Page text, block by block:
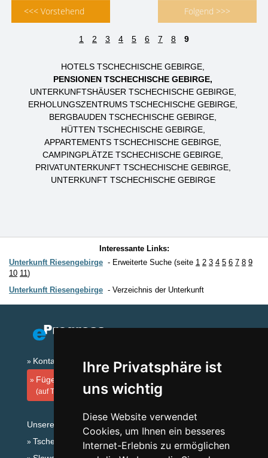
Ihre Privatsphäre ist
uns wichtig
Diese Website verwendet
Cookies, um Ihnen ein besseres
Internet-Erlebnis zu ermöglichen
<<< Vorstehend Folgend >>>
1 2 3 4 5 6 7 8 9
HOTELS TSCHECHISCHE GEBIRGE
PENSIONEN TSCHECHISCHE GEBIRGE
UNTERKUNFTSHÄUSER TSCHECHISCHE GEBIRGE
ERHOLUNGSZENTRUMS TSCHECHISCHE GEBIRGE
BERGBAUDEN TSCHECHISCHE GEBIRGE
HÜTTEN TSCHECHISCHE GEBIRGE
APPARTEMENTS TSCHECHISCHE GEBIRGE
CAMPINGPLÄTZE TSCHECHISCHE GEBIRGE
PRIVATUNTERKUNFT TSCHECHISCHE GEBIRGE
UNTERKUNFT TSCHECHISCHE GEBIRGE
Interessante Links:
Unterkunft Riesengebirge
Erweiterte Suche (seite 1 2 3 4 5 6 7 8 9
10 11)
Unterkunft Riesengebirge
Verzeichnis der Unterkunft
Kontakt
Fügen Sie Ihre Unterkunft hinzu
(auf Tschechisch)
Unsere Servers:
Tschechische Gebirge